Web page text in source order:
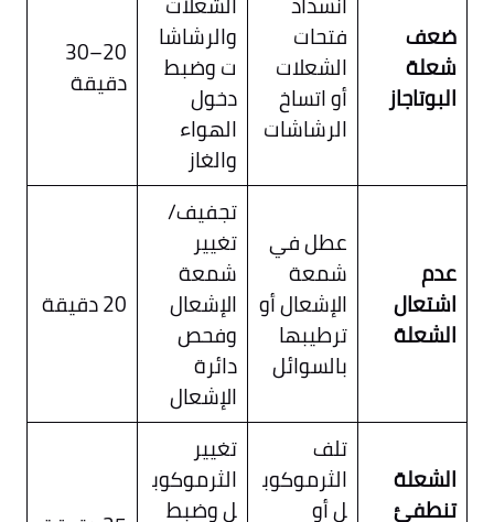
ضعف
شعلة
البوتاجاز
فتحات
الشعلات
أو اتساخ
الرشاشات
والرشاشا
ت وضبط
دخول
الهواء
والغاز
20–30
دقيقة
عدم
اشتعال
الشعلة
عطل في
شمعة
الإشعال أو
ترطيبها
بالسوائل
تجفيف/
تغيير
شمعة
الإشعال
وفحص
دائرة
الإشعال
20 دقيقة
الشعلة
تنطفئ
تلف
الثرموكوب
ل أو
تغيير
الثرموكوب
ل وضبط